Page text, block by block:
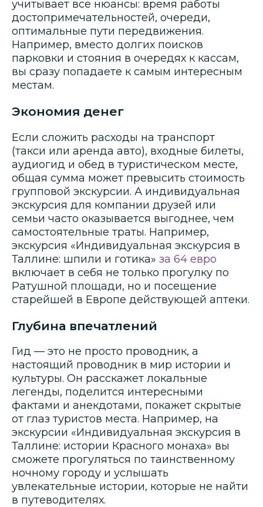
учитывает все нюансы: время работы
достопримечательностей, очереди,
оптимальные пути передвижения.
Например, вместо долгих поисков
парковки и стояния в очередях к кассам,
вы сразу попадаете к самым интересным
местам.
Экономия денег
Если сложить расходы на транспорт
(такси или аренда авто), входные билеты,
аудиогид и обед в туристическом месте,
общая сумма может превысить стоимость
групповой экскурсии. А индивидуальная
экскурсия для компании друзей или
семьи часто оказывается выгоднее, чем
самостоятельные траты. Например,
экскурсия «Индивидуальная экскурсия в
Таллине: шпили и готика» за 64 евро
включает в себя не только прогулку по
Ратушной площади, но и посещение
старейшей в Европе действующей аптеки.
Глубина впечатлений
Гид — это не просто проводник, а
настоящий проводник в мир истории и
культуры. Он расскажет локальные
легенды, поделится интересными
фактами и анекдотами, покажет скрытые
от глаз туристов места. Например, на
экскурсии «Индивидуальная экскурсия в
Таллине: истории Красного монаха» вы
сможете прогуляться по таинственному
ночному городу и услышать
увлекательные истории, которые не найти
в путеводителях.